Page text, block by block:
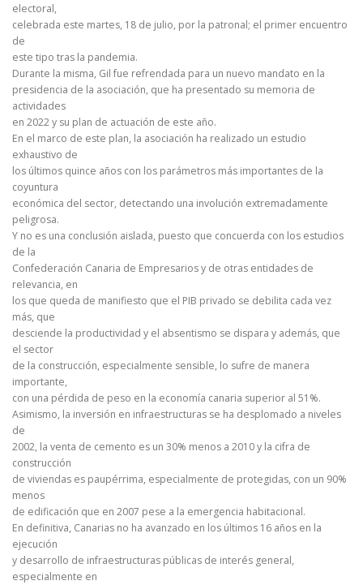
electoral,
celebrada este martes, 18 de julio, por la patronal; el primer encuentro
de
este tipo tras la pandemia.
Durante la misma, Gil fue refrendada para un nuevo mandato en la
presidencia de la asociación, que ha presentado su memoria de
actividades
en 2022 y su plan de actuación de este año.
En el marco de este plan, la asociación ha realizado un estudio
exhaustivo de
los últimos quince años con los parámetros más importantes de la
coyuntura
económica del sector, detectando una involución extremadamente
peligrosa.
Y no es una conclusión aislada, puesto que concuerda con los estudios
de la
Confederación Canaria de Empresarios y de otras entidades de
relevancia, en
los que queda de manifiesto que el PIB privado se debilita cada vez
más, que
desciende la productividad y el absentismo se dispara y además, que
el sector
de la construcción, especialmente sensible, lo sufre de manera
importante,
con una pérdida de peso en la economía canaria superior al 51%.
Asimismo, la inversión en infraestructuras se ha desplomado a niveles
de
2002, la venta de cemento es un 30% menos a 2010 y la cifra de
construcción
de viviendas es paupérrima, especialmente de protegidas, con un 90%
menos
de edificación que en 2007 pese a la emergencia habitacional.
En definitiva, Canarias no ha avanzado en los últimos 16 años en la
ejecución
y desarrollo de infraestructuras públicas de interés general,
especialmente en